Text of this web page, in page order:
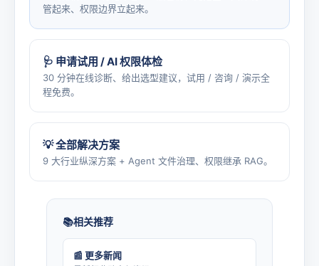
管起来、权限边界立起来。
🩺 申请试用 / AI 权限体检
30 分钟在线诊断、给出选型建议，试用 / 咨询 / 演示全
程免费。
💡 全部解决方案
9 大行业纵深方案 + Agent 文件治理、权限继承 RAG。
相关推荐
📰 更多新闻